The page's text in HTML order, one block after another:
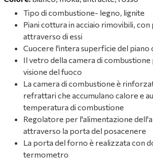
Tipo di combustione- legno, lignite
Piani cottura in acciaio rimovibili, con
attraverso di essi
Cuocere l'intera superficie del piano
Il vetro della camera di
visione del fuoco
La camera di combustione è
refrattari che accumulano calore e
temperatura di combustione
Regolatore per l'alimentazione
attraverso la porta del posacenere
La porta del forno è realizzata con
termometro